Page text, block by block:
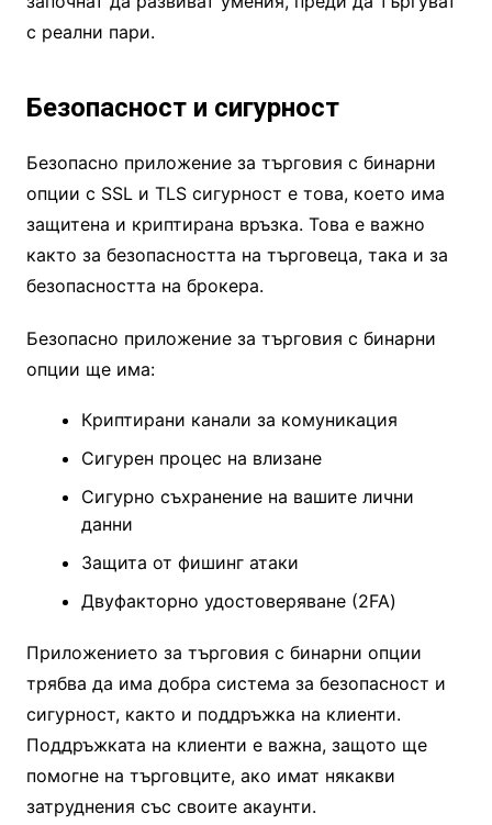
с реални пари.
Безопасност и сигурност
Безопасно приложение за търговия с бинарни
опции с SSL и TLS сигурност е това, което има
защитена и криптирана връзка. Това е важно
както за безопасността на търговеца, така и за
безопасността на брокера.
Безопасно приложение за търговия с бинарни
опции ще има:
Криптирани канали за комуникация
Сигурен процес на влизане
Сигурно съхранение на вашите лични
данни
Защита от фишинг атаки
Двуфакторно удостоверяване (2FA)
Приложението за търговия с бинарни опции
трябва да има добра система за безопасност и
сигурност, както и поддръжка на клиенти.
Поддръжката на клиенти е важна, защото ще
помогне на търговците, ако имат някакви
затруднения със своите акаунти.